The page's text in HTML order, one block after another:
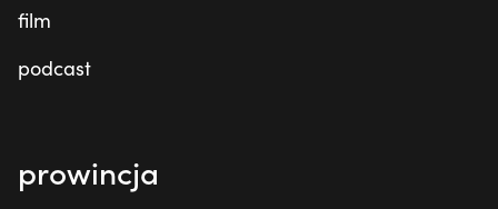
film
podcast
prowincja